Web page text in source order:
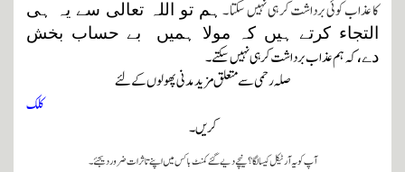
کا عذاب کوئی برداشت کر ہی نہیں سکتا ۔ ہم تو اللہ تعالی سے یہ ہی
التجاء کرتے ہیں کہ مولا ہمیں بے حساب بخش
دے،کہہم عذاب برداشت کرہی نہیں سکتے ۔
صلہ رحمی سے متعلق مزید مدنی پھولوں کے لئے
کلک
کریں۔
آپ کو یہ آرٹیکل کیسا لگا ؟ نیچے دیے گئے کمنٹ باکس میں اپنے تاثرات ضرور دیجئے۔